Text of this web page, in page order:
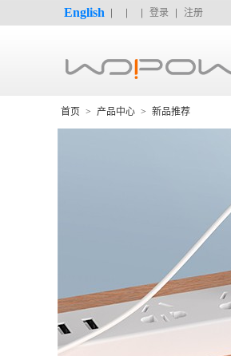
English 登录 注册
首页 > 产品中心 > 新品推荐